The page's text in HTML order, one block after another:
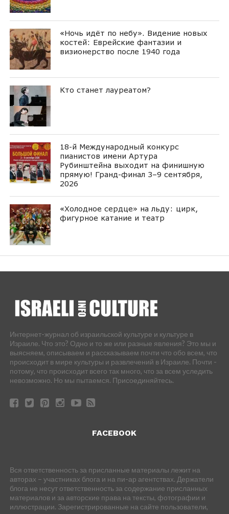
«Ночь идёт по небу». Видение новых
костей: Еврейские фантазии и
визионерство после 1940 года
Кто станет лауреатом?
18-й Международный конкурс
пианистов имени Артура
Рубинштейна выходит на финишную
прямую! Гранд-финал 3–9 сентября,
2026
«Холодное сердце» на льду: цирк,
фигурное катание и театр
Интернет-журнал об израильской культуре и культуре в
Израиле. Что это? Одно и то же или разные явления? Это мы и
выясняем, описываем и рассказываем почти что обо всем, что
происходит в мире культуры и развлечений в Израиле. Почти -
потому, что происходит всего так много, что за всем уследить
невозможно. Но мы пытаемся. Присоединяйтесь.
FACEBOOK
Вся ответственность за присланные материалы лежит на
авторах – участниках блога и на пи-ар агентствах. Держатели
блога не несут ответственность за содержание присланных
материалов и за авторские права на тексты, фотографии и
иллюстрации. Зарегистрированные на сайте пользователи,